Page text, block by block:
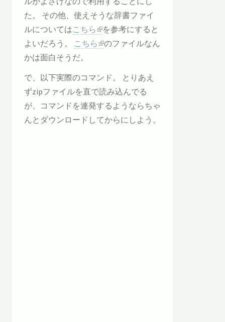
た。 その他、使えそうな辞書ファイ
ルについてはこちら
を参考にすると
よいだろう。 こちら
のファイルなん
かは面白そうだ。
で、以下実際のコマンド。 とりあえ
ずzipファイルを直で読み込んでる
が、コマンドを連発するようならちゃ
んとダウンロードしてからにしよう。